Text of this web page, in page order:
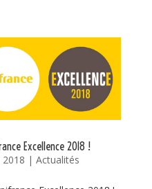
Excellence 2018 !
2018 | Actualités